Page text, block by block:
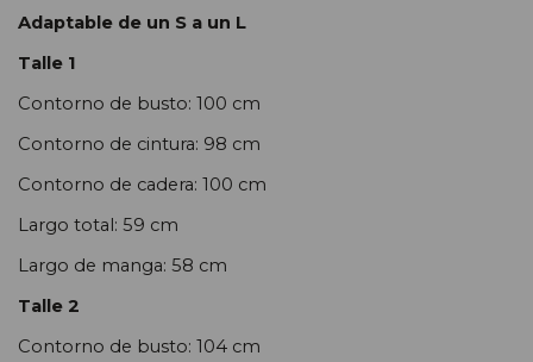
Adaptable de un S a un L
Talle 1
Contorno de busto: 100 cm
Contorno de cintura: 98 cm
Contorno de cadera: 100 cm
Largo total: 59 cm
Largo de manga: 58 cm
Talle 2
Contorno de busto: 104 cm